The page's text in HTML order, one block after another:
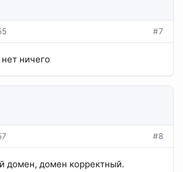
#7
нет ничего
#8
домен, домен корректный.